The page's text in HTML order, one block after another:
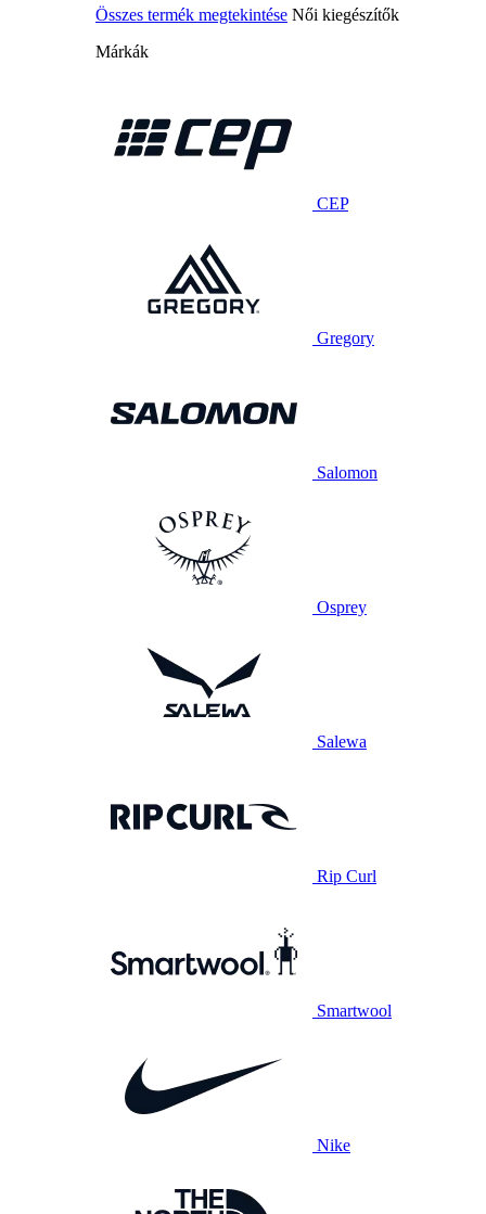
Összes termék megtekintése Női kiegészítők
Márkák
CEP
Gregory
Salomon
Osprey
Salewa
Rip Curl
Smartwool
Nike